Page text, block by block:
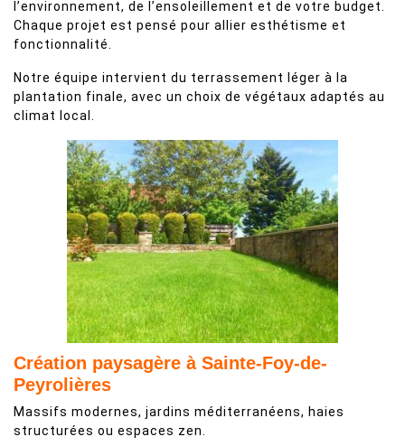
l’environnement, de l’ensoleillement et de votre budget.
Chaque projet est pensé pour allier esthétisme et
fonctionnalité.
Notre équipe intervient du terrassement léger à la
plantation finale, avec un choix de végétaux adaptés au
climat local.
Création paysagère à Sainte-Foy-de-
Peyrolières
Massifs modernes, jardins méditerranéens, haies
structurées ou espaces zen.